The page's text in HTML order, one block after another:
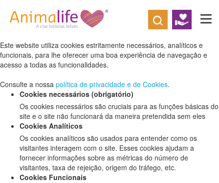
Defina as suas preferências de cookies
para este website.
Este website utiliza cookies estritamente necessários, analíticos e
funcionais, para lhe oferecer uma boa experiência de navegação e
acesso a todas as funcionalidades.
Consulte a nossa política de privacidade e de Cookies.
Cookies necessários (obrigatório)
Os cookies necessários são cruciais para as funções básicas do
site e o site não funcionará da maneira pretendida sem eles
Cookies Analíticos
Os cookies analíticos são usados para entender como os
visitantes interagem com o site. Esses cookies ajudam a
fornecer informações sobre as métricas do número de
visitantes, taxa de rejeição, origem do tráfego, etc.
Cookies Funcionais